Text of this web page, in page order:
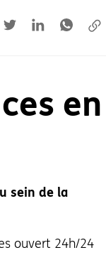
TwitterLinkedIn
en
sein de la
ouvert 24h/24